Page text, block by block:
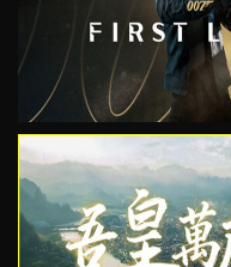
VIEW
VIEW